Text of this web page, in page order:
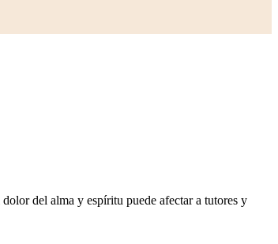
del alma y espíritu puede afectar a tutores y